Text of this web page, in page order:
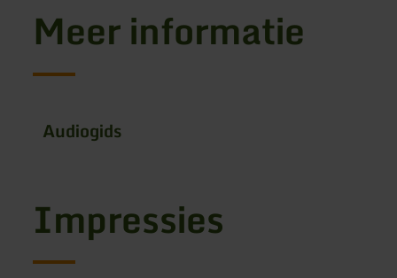
Meer informatie
Audiogids
Impressies